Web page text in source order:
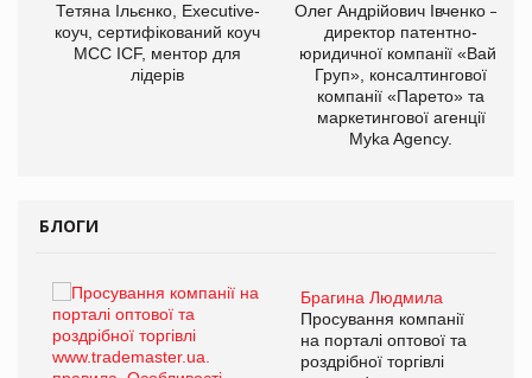
Тетяна Ільєнко, Executive-
коуч, сертифікований коуч
МСС ICF, ментор для
лідерів
Олег Андрійович Івченко —
директор патентно-
юридичної компанії «Вайз
Груп», консалтингової
компанії «Парето» та
маркетингової агенції
Myka Agency.
БЛОГИ
Брагина Людмила
Просування компанії
на порталі оптової та
роздрібної торгівлі